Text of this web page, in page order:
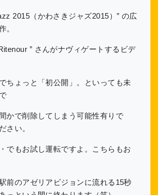
2015（かわさきジャズ2015）” の広
。
” さんがナヴィゲートするビデ
ちょっと「初公開」。といっても未
かで削除してしまう可能性有りで
さい。
でもお試し運転ですよ。こちらもお
前のアゼリアビジョンに流れる15秒